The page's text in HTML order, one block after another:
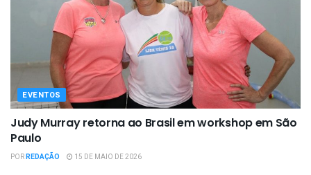
EVENTOS
Judy Murray retorna ao Brasil em workshop em São
Paulo
PORREDAÇÃO 15 DE MAIO DE 2026